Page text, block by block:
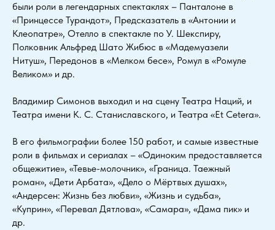
были роли в легендарных спектаклях – Панталоне в
«Принцессе Турандот», Предсказатель в «Антонии и
Клеопатре», Отелло в спектакле по У. Шекспиру,
Полковник Альфред Шато Жибюс в «Мадемуазели
Нитуш», Передонов в «Мелком бесе», Ромул в «Ромуле
Великом» и др.
Владимир Симонов выходил и на сцену Театра Наций, и
Teaтpа имени К. C. Cтaниcлaвcкoгo, и Театра «Et Cetera».
В его фильмографии более 150 работ, и самые известные
роли в фильмах и сериалах – «Одиноким предоставляется
общежитие», «Тевье-молочник», «Граница. Таежный
роман», «Дети Арбата», «Дело о Мёртвых душах»,
«Андерсен: Жизнь без любви», «Жизнь и судьба»,
«Куприн», «Перевал Дятлова», «Самара», «Дама пик» и
др.